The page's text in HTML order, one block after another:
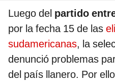
Luego del partido
por la fecha 15 de las
sudamericanas, la
denunció problemas
del país llanero. Por